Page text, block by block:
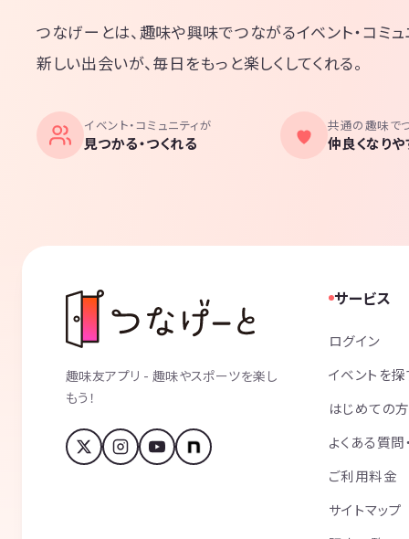
つなげーとは、趣味や興味でつながるイベント・コミュ
新しい出会いが、毎日をもっと楽しくしてくれる。
イベント・コミュニティが
見つかる・つくれる
共通の趣味で
仲良くなり
趣味友アプリ - 趣味やスポーツを楽し
もう！
サービス
ログイン
イベントを
はじめての
よくある質
ご利用料金
サイトマップ